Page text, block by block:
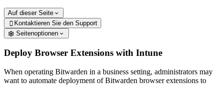
Auf dieser Seite
 Kontaktieren Sie den Support
Seitenoptionen
Deploy Browser Extensions with Intune
When operating Bitwarden in a business setting, administrators may
want to automate deployment of Bitwarden browser extensions to